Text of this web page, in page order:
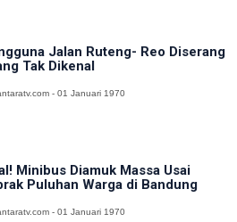
Jalan Ruteng- Reo Diserang
Tak Dikenal
- 01 Januari 1970
Minibus Diamuk Massa Usai
Puluhan Warga di Bandung
- 01 Januari 1970